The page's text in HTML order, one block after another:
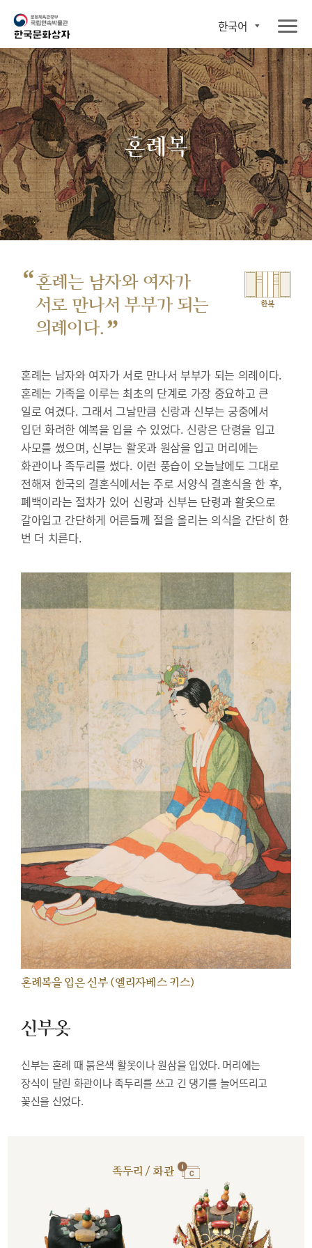
한국어
혼례복
“혼례는 남자와 여자가
서로 만나서 부부가 되는
의례이다. ”
한복
혼례는 남자와 여자가 서로 만나서 부부가 되는 의례이다.
혼례는 가족을 이루는 최초의 단계로 가장 중요하고 큰
일로 여겼다. 그래서 그날만큼 신랑과 신부는 궁중에서
입던 화려한 예복을 입을 수 있었다. 신랑은 단령을 입고
사모를 썼으며, 신부는 활옷과 원삼을 입고 머리에는
화관이나 족두리를 썼다. 이런 풍습이 오늘날에도 그대로
전해져 한국의 결혼식에서는 주로 서양식 결혼식을 한 후,
폐백이라는 절차가 있어 신랑과 신부는 단령과 활옷으로
갈아입고 간단하게 어른들께 절을 올리는 의식을 간단히 한
번 더 치른다.
혼례복을 입은 신부 (엘리자베스 키스)
신부옷
신부는 혼례 때 붉은색 활옷이나 원삼을 입었다. 머리에는
장식이 달린 화관이나 족두리를 쓰고 긴 댕기를 늘어뜨리고
꽃신을 신었다.
족두리 / 화관